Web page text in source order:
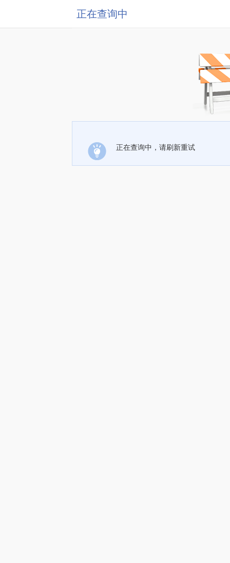
正在查询中
正在查询中，请刷新重试